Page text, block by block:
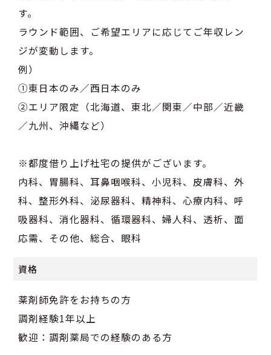
す。
ラウンド範囲、ご希望エリアに応じてご年収レン
ジが変動します。
例）
①東日本のみ／西日本のみ
②エリア限定（北海道、東北／関東／中部／近畿
／九州、沖縄など）
※都度借り上げ社宅の提供がございます。
内科、胃腸科、耳鼻咽喉科、小児科、皮膚科、外
科、整形外科、泌尿器科、精神科、心療内科、呼
吸器科、消化器科、循環器科、婦人科、透析、面
応需、その他、総合、眼科
資格
薬剤師免許をお持ちの方
調剤経験1年以上
歓迎：調剤薬局での経験のある方